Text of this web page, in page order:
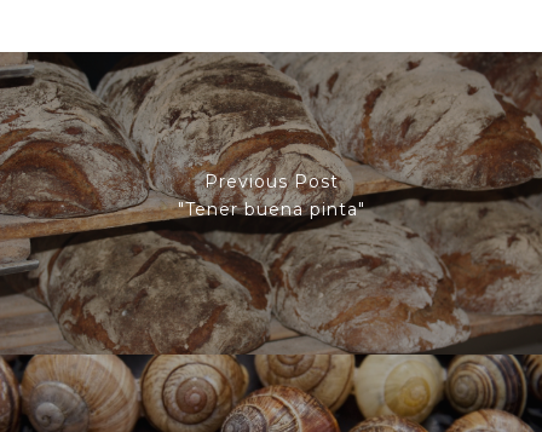
Previous Post
"Tener buena pinta"